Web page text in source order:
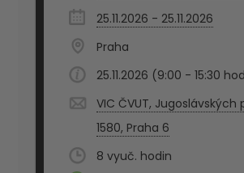
25.11.2026 - 25.11.2026
Praha
25.11.2026 (9:00 - 15:30
VIC ČVUT, Jugoslávských
1580, Praha 6
8